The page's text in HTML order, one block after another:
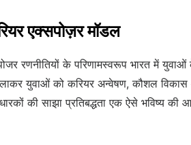
एक्सपोज़र मॉडल
रणनीतियों के परिणामस्वरूप भारत में
युवाओं को करियर अन्वेषण, कौशल
की साझा प्रतिबद्धता एक ऐसे भविष्य